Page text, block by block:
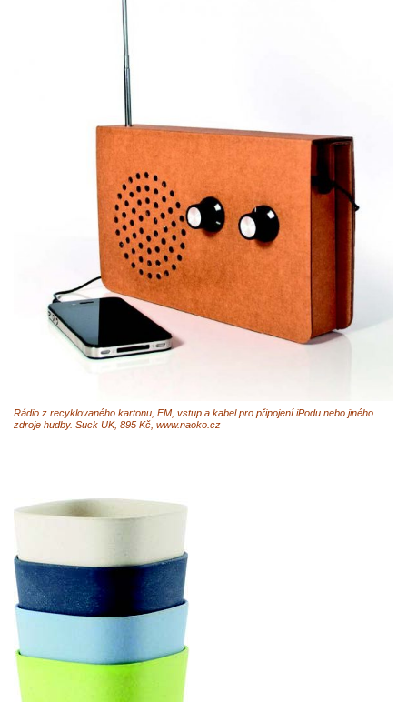
Rádio z recyklovaného kartonu, FM, vstup a kabel pro připojení iPodu nebo jiného
zdroje hudby. Suck UK, 895 Kč, www.naoko.cz